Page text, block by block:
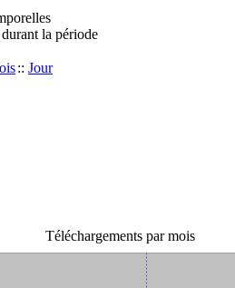
la période
:: Jour
Téléchargements par mois